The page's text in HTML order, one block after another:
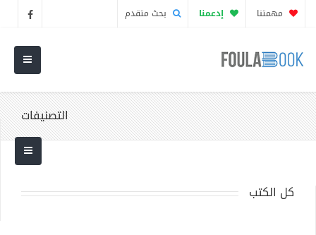
مهمتنا إدعمنا بحث متقدم
التصنيفات
كل الكتب